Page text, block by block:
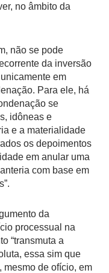
no âmbito da
não se pode
da inversão
em
Para ele, há
se
idôneas e
e a materialidade
os depoimentos
em anular uma
com base em
da
processual na
“transmuta a
essa sim que
mesmo de ofício, em